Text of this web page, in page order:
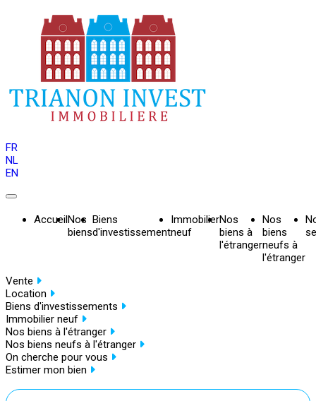
FR
NL
EN
AccueilNos
biens
Biens
d'investissement
Immobilier
neuf
Nos
biens à
l'étranger
Nos
biens
neufs à
l'étranger
Vente
Location
Biens d'investissements
Immobilier neuf
Nos biens à l'étranger
Nos biens neufs à l'étranger
On cherche pour vous
Estimer mon bien